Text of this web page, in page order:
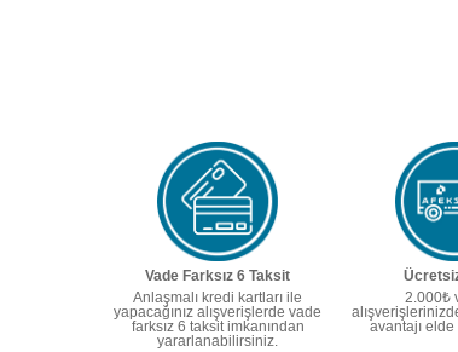
Vade Farksız 6 Taksit
Anlaşmalı kredi kartları ile
yapacağınız alışverişlerde vade
farksız 6 taksit imkanından
yararlanabilirsiniz.
2.000₺
avantajı